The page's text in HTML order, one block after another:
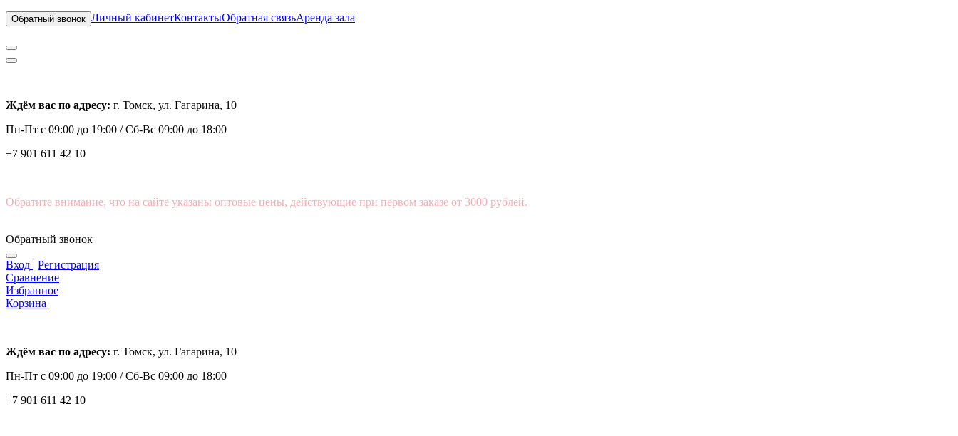
Обратный звонок Личный кабинетКонтактыОбратная связьАренда зала
Ждём вас по адресу: г. Томск, ул. Гагарина, 10
Пн-Пт с 09:00 до 19:00 /Сб-Вс 09:00 до 18:00
+7 901 611 42 10
Обратите внимание, что на сайте указаны оптовые цены, действующие при первом заказе от 3000 рублей.
Обратный звонок
Вход | Регистрация
Сравнение
Избранное
Корзина
Ждём вас по адресу: г. Томск, ул. Гагарина, 10
Пн-Пт с 09:00 до 19:00 /Сб-Вс 09:00 до 18:00
+7 901 611 42 10